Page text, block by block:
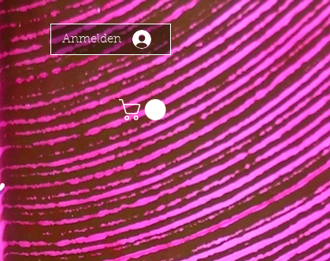
Anmelden